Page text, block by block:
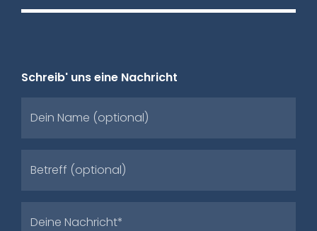
Schreib' uns eine Nachricht
Dein Name (optional)
Betreff (optional)
Deine Nachricht*